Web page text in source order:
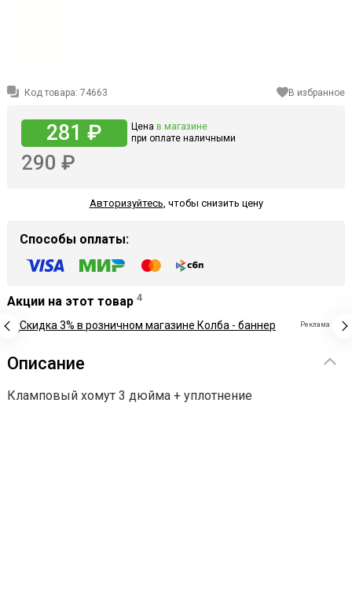
Код товара: 74663 В избранное
281 ₽ Цена в магазине
при оплате наличными
290 ₽
Авторизуйтесь чтобы снизить цену
Способы оплаты:
Акции на этот товар 4
Реклама
Описание
Кламповый хомут 3 дюйма + уплотнение